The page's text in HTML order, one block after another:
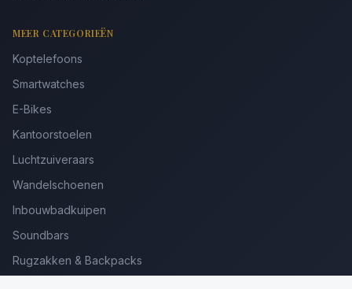
MEER CATEGORIEËN
Koptelefoons
Smartwatches
E-Bikes
Kantoorstoelen
Luchtzuiveraars
Wandelschoenen
Inbouwbadkuipen
Soundbars
Rugzakken & Backpacks